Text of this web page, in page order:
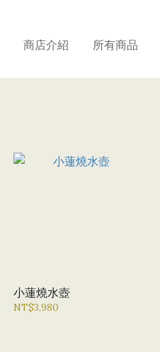
商店介紹 所有商品
小蓮燒水壺
NT$3,980